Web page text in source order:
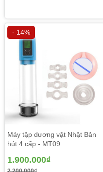
- 14%
Máy tập dương vật Nhật Bản
hút 4 cấp - MT09
1.900.000₫